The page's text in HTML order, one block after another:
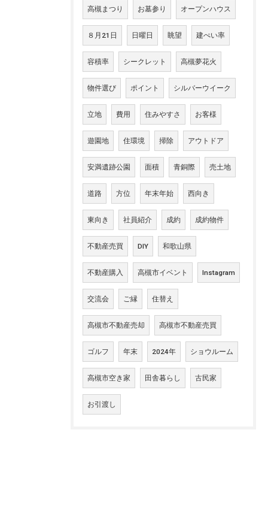
高槻まつり お墓参り オープンハウス
８月21日 日曜日 眺望 建ぺい率
容積率 シークレット 高槻夢花火
物件選び ポイント シルバーウイーク
立地 費用 住みやすさ お客様
遊園地 住環境 掃除 アウトドア
安満遺跡公園 面積 青銅際 売土地
道路 方位 年末年始 西向き
東向き 社員紹介 成約 成約物件
不動産売買 DIY 和歌山県
不動産購入 高槻市イベント Instagram
交流会 ご縁 住替え
高槻市不動産売却 高槻市不動産売買
ゴルフ 年末 2024年 ショウルーム
高槻市空き家 田舎暮らし 古民家
お引渡し